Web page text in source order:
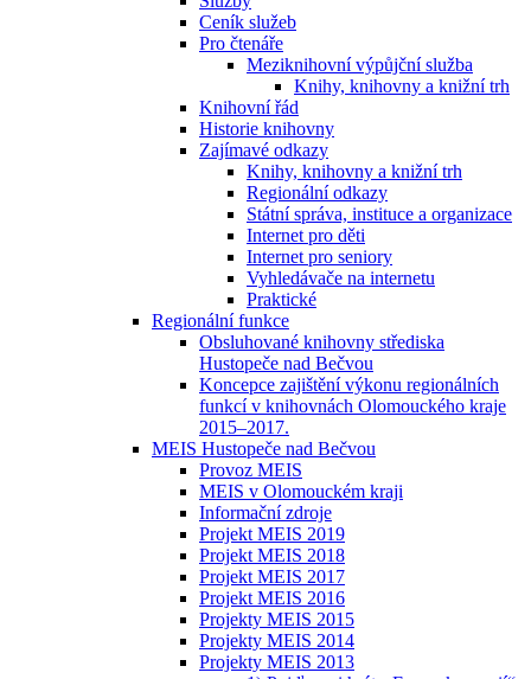
Ceník služeb
Pro čtenáře
Meziknihovní výpůjční služba
Knihy, knihovny a knižní trh
Knihovní řád
Historie knihovny
Zajímavé odkazy
Knihy, knihovny a knižní trh
Regionální odkazy
Státní správa, instituce a organizace
Internet pro děti
Internet pro seniory
Vyhledávače na internetu
Praktické
Regionální funkce
Obsluhované knihovny střediska
Hustopeče nad Bečvou
Koncepce zajištění výkonu regionálních
funkcí v knihovnách Olomouckého kraje
2015–2017.
MEIS Hustopeče nad Bečvou
Provoz MEIS
MEIS v Olomouckém kraji
Informační zdroje
Projekt MEIS 2019
Projekt MEIS 2018
Projekt MEIS 2017
Projekt MEIS 2016
Projekty MEIS 2015
Projekty MEIS 2014
Projekty MEIS 2013